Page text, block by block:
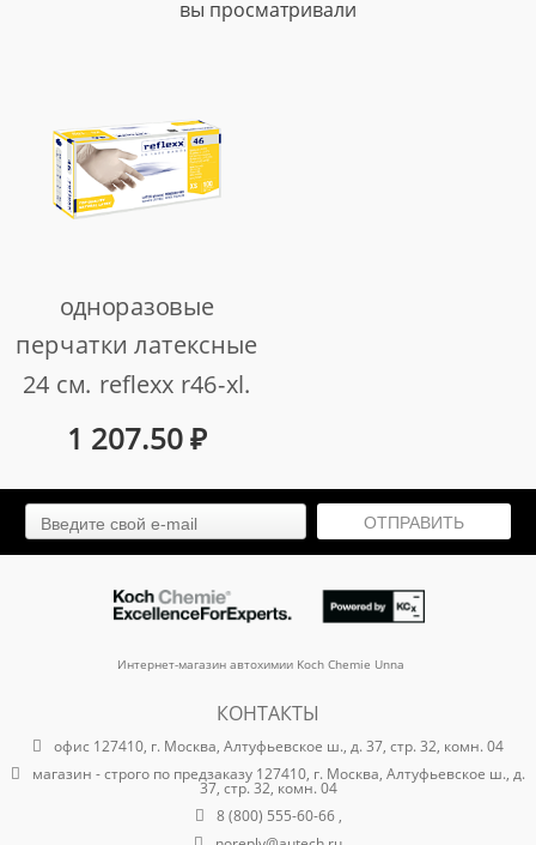
вы просматривали
одноразовые
перчатки латексные
24 см. reflexx r46-xl.
5 гр. толщина 0,1
арт. r46-xl
1 207.50₽
ОТПРАВИТЬ
Интернет-магазин автохимии Koch Chemie Unna
КОНТАКТЫ
офис 127410, г. Москва, Алтуфьевское ш., д. 37, стр. 32, комн. 04
магазин - строго по предзаказу 127410, г. Москва, Алтуфьевское ш., д.
37, стр. 32, комн. 04
8 (800) 555-60-66 ,